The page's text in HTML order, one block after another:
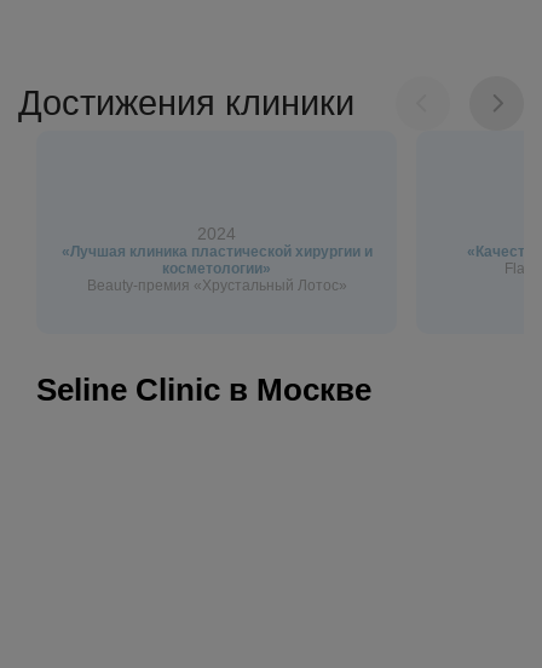
Достижения клиники
2024
«Лучшая клиника пластической хирургии и
косметологии»
Beauty-премия «Хрустальный Лотос»
Seline Clinic в Москве